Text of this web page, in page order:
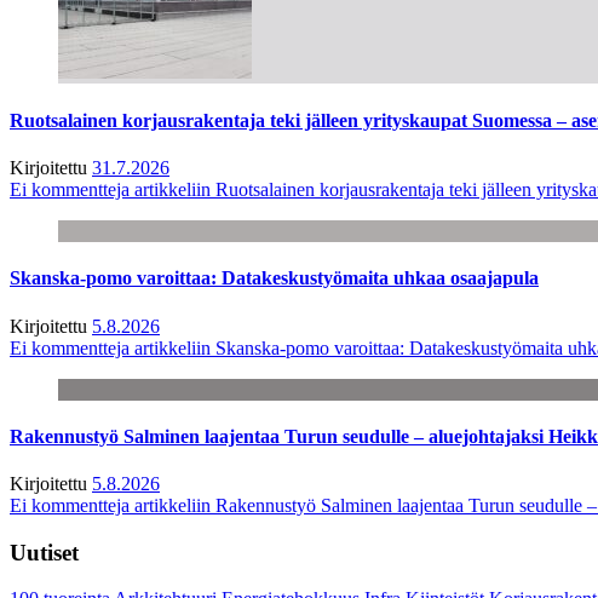
Ruotsalainen korjausrakentaja teki jälleen yrityskaupat Suomessa –
Kirjoitettu 31.7.2026
Ei kommentteja artikkeliin Ruotsalainen korjausrakentaja teki jälleen
Skanska-pomo varoittaa: Datakeskustyömaita uhkaa osaajapula
Kirjoitettu 5.8.2026
Ei kommentteja artikkeliin Skanska-pomo varoittaa: Datakeskustyömaita
Rakennustyö Salminen laajentaa Turun seudulle – aluejohtajaksi
Kirjoitettu 5.8.2026
Ei kommentteja artikkeliin Rakennustyö Salminen laajentaa Turun seudulle
Uutiset